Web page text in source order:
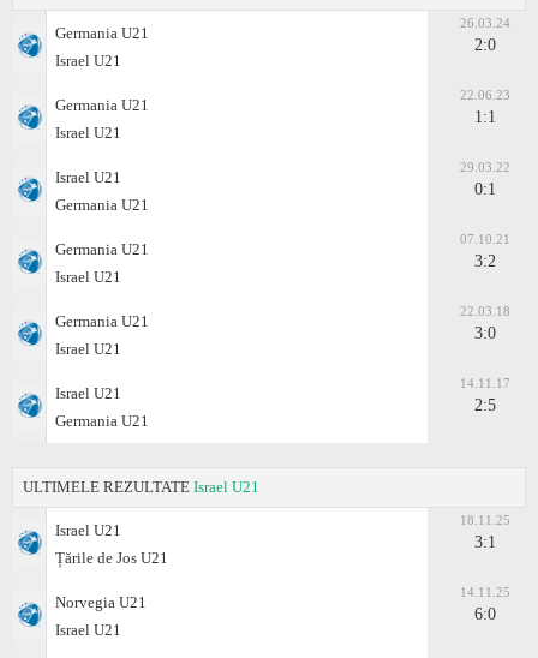
Germania U21
Israel U21
26.03.24
2:0
Germania U21
Israel U21
22.06.23
1:1
Israel U21
Germania U21
29.03.22
0:1
Germania U21
Israel U21
07.10.21
3:2
Germania U21
Israel U21
22.03.18
3:0
Israel U21
Germania U21
14.11.17
2:5
ULTIMELE REZULTATE Israel U21
Israel U21
Țările de Jos U21
18.11.25
3:1
Norvegia U21
Israel U21
14.11.25
6:0